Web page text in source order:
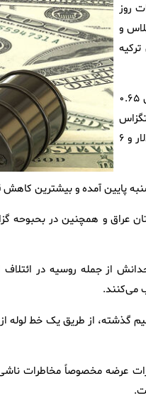
روز
و
قیمت هر بشکه نفت برنت دریای شمال امروز با ۴۴ سنت معادل ۰.۶۵
تگزاس
اینترمدیت آمریکا هم با ۳۹ سنت معادل ۰.۶۱ درصد کاهش ۶۳ دلار و ۶
و همچنین در بحبوحه‌
از جمله روسیه در ائتلاف
جریان نفت در روز شنبه برای اولین‌بار طی ۲ سال و
عرضه مخصوصاً مخاطرات ناشی